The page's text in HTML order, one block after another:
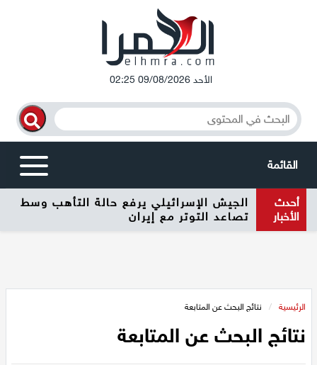
الأحد 09/08/2026 02:25
القائمة
أخبار محلية
أحدث
الأخبار
الجيش الإسرائيلي يرفع حالة التأهب وسط
تصاعد التوتر مع إيران
الرئيسية / نتائج البحث عن المتابعة
نتائج البحث عن المتابعة